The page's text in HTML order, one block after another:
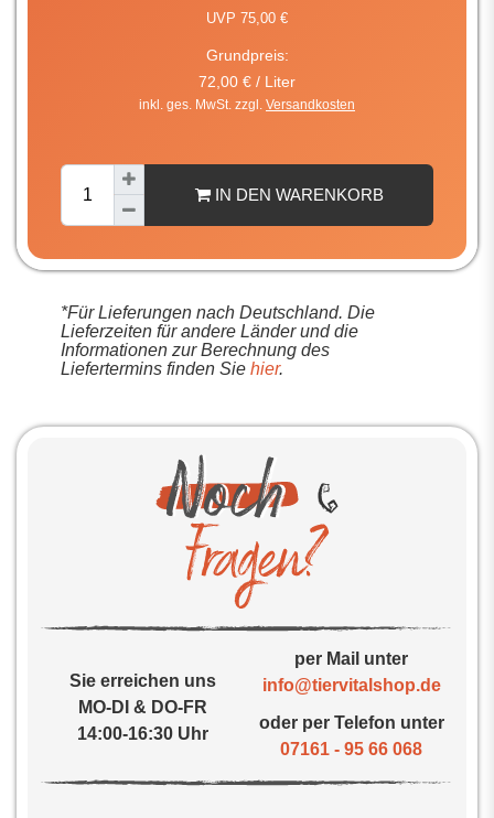
UVP 75,00 €
Grundpreis:
72,00 € / Liter
inkl. ges. MwSt. zzgl. Versandkosten
IN DEN WARENKORB
*Für Lieferungen nach Deutschland. Die
Lieferzeiten für andere Länder und die
Informationen zur Berechnung des
Liefertermins finden Sie hier.
Sie erreichen uns
MO-DI & DO-FR
14:00-16:30 Uhr
per Mail unter
info@tiervitalshop.de
oder per Telefon unter
07161 - 95 66 068